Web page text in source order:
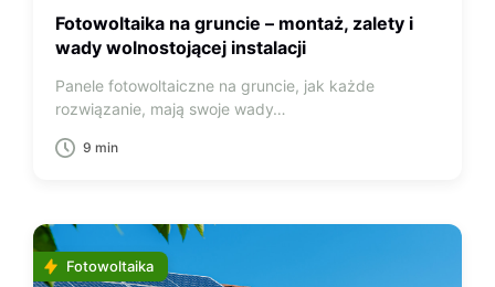
Fotowoltaika na gruncie – montaż, zalety i
wady wolnostojącej instalacji
Panele fotowoltaiczne na gruncie, jak każde
rozwiązanie, mają swoje wady…
9 min
Fotowoltaika